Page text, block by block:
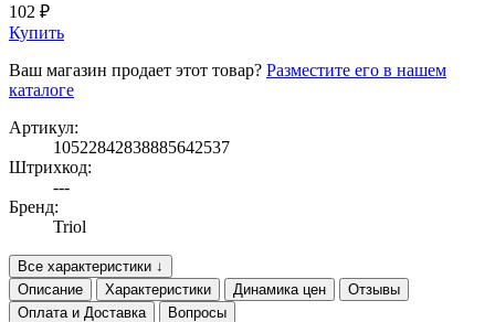
102 ₽
Купить
Ваш магазин продает этот товар? Разместите его в нашем
каталоге
Артикул:
10522842838885642537
Штрихкод:
---
Бренд:
Triol
Все характеристики ↓
Описание
Характеристики Динамика цен
Отзывы
Оплата и Доставка
Вопросы